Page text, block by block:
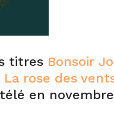
titres Bonsoir
La rose des
en novembre